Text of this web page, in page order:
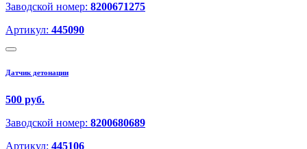
Заводской номер: 8200671275
Артикул: 445090
Датчик детонации
500 руб.
Заводской номер: 8200680689
Артикул: 445106